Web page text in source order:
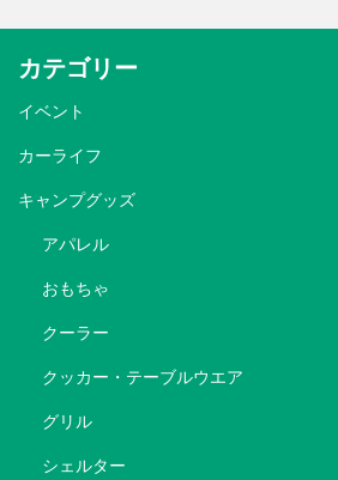
カテゴリー
イベント
カーライフ
キャンプグッズ
アパレル
おもちゃ
クーラー
クッカー・テーブルウエア
グリル
シェルター